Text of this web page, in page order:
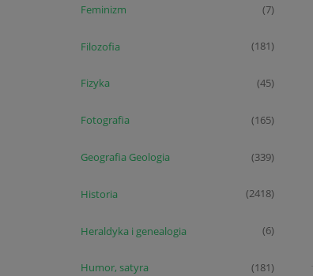
Feminizm (7)
Filozofia (181)
Fizyka (45)
Fotografia (165)
Geografia Geologia (339)
Historia (2418)
Heraldyka i genealogia (6)
Humor, satyra (181)